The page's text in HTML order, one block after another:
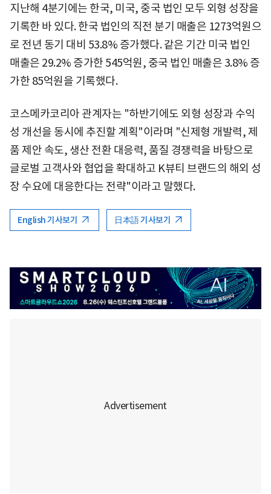
지난해 4분기에는 한국, 미국, 중국 법인 모두 외형 성장을
기록한 바 있다. 한국 법인의 직전 분기 매출은 1273억원으
로 전년 동기 대비 53.8% 증가했다. 같은 기간 미국 법인
매출은 29.2% 증가한 545억원, 중국 법인 매출은 3.8% 증
가한 85억원을 기록했다.
코스메카코리아 관계자는 "하반기에도 외형 성장과 수익
성 개선을 동시에 추진할 계획"이라며 "신제형 개발력, 제
품 제안 속도, 생산 전환 대응력, 품질 경쟁력을 바탕으로
글로벌 고객사와 협업을 확대하고 K뷰티 브랜드의 해외 성
장 수요에 대응한다는 전략"이라고 말했다.
English 기사보기 日本語 기사보기